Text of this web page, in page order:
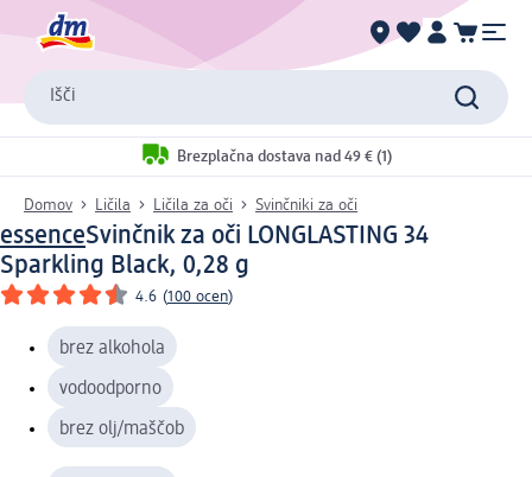
Išči
Brezplačna dostava nad 49 € (1)
Domov Ličila Ličila za oči Svinčniki za oči
essenceSvinčnik za oči LONGLASTING 34
Sparkling Black, 0,28 g
4.6 (100 ocen)
brez alkohola
vodoodporno
brez olj/maščob